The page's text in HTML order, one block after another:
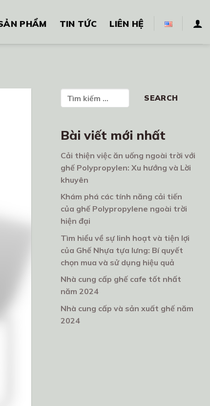
PHẨM TIN TỨC LIÊN HỆ
SEARCH
Bài viết mới nhất
Cải thiện việc ăn uống ngoài trời với
ghế Polypropylen: Xu hướng và Lời
khuyên
Khám phá các tính năng cải tiến
của ghế Polypropylene ngoài trời
hiện đại
Tìm hiểu về sự linh hoạt và tiện lợi
của Ghế Nhựa tựa lưng: Bí quyết
chọn mua và sử dụng hiệu quả
Nhà cung cấp ghế cafe tốt nhất
năm 2024
Nhà cung cấp và sản xuất ghế năm
2024